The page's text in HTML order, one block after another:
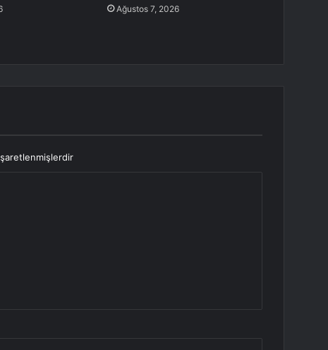
Ağustos 7, 2026